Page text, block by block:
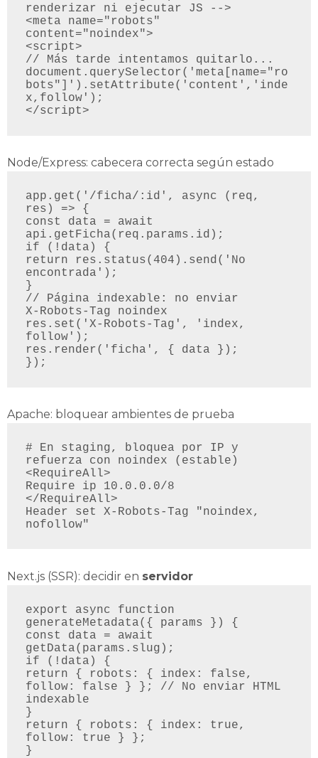
renderizar ni ejecutar JS -->
<meta name="robots"
content="noindex">
<script>
// Más tarde intentamos quitarlo...
document.querySelector('meta[name="ro
bots"]').setAttribute('content','inde
x,follow');
Node/Express: cabecera correcta según estado
app.get('/ficha/:id', async (req,
res) => {
const data = await
api.getFicha(req.params.id);
if (!data) {
return res.status(404).send('No
encontrada');
}
// Página indexable: no enviar
X‑Robots‑Tag noindex
res.set('X-Robots-Tag', 'index,
follow');
res.render('ficha', { data });
});
Apache: bloquear ambientes de prueba
# En staging, bloquea por IP y
refuerza con noindex (estable)
<RequireAll>
Require ip 10.0.0.0/8
</RequireAll>
Header set X-Robots-Tag "noindex,
nofollow"
Next.js (SSR): decidir en servidor
export async function
generateMetadata({ params }) {
const data = await
getData(params.slug);
if (!data) {
return { robots: { index: false,
follow: false } }; // No enviar HTML
indexable
}
return { robots: { index: true,
follow: true } };
}